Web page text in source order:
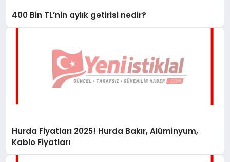
400 Bin TL’nin aylık getirisi nedir?
Hurda Fiyatları 2025! Hurda Bakır, Alüminyum,
Kablo Fiyatları